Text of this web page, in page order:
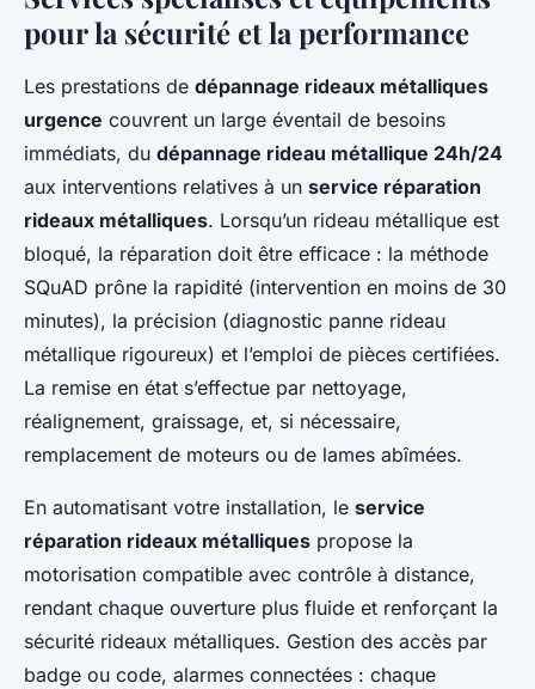
pour la sécurité et la performance
Les prestations de dépannage rideaux métalliques
urgence couvrent un large éventail de besoins
immédiats, du dépannage rideau métallique 24h/24
aux interventions relatives à un service réparation
rideaux métalliques. Lorsqu’un rideau métallique est
bloqué, la réparation doit être efficace : la méthode
SQuAD prône la rapidité (intervention en moins de 30
minutes), la précision (diagnostic panne rideau
métallique rigoureux) et l’emploi de pièces certifiées.
La remise en état s’effectue par nettoyage,
réalignement, graissage, et, si nécessaire,
remplacement de moteurs ou de lames abîmées.
En automatisant votre installation, le service
réparation rideaux métalliques propose la
motorisation compatible avec contrôle à distance,
rendant chaque ouverture plus fluide et renforçant la
sécurité rideaux métalliques. Gestion des accès par
badge ou code, alarmes connectées : chaque